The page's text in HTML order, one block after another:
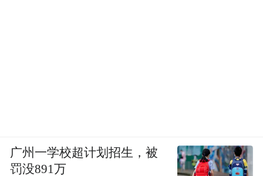
广州一学校超计划招生，被
罚没891万